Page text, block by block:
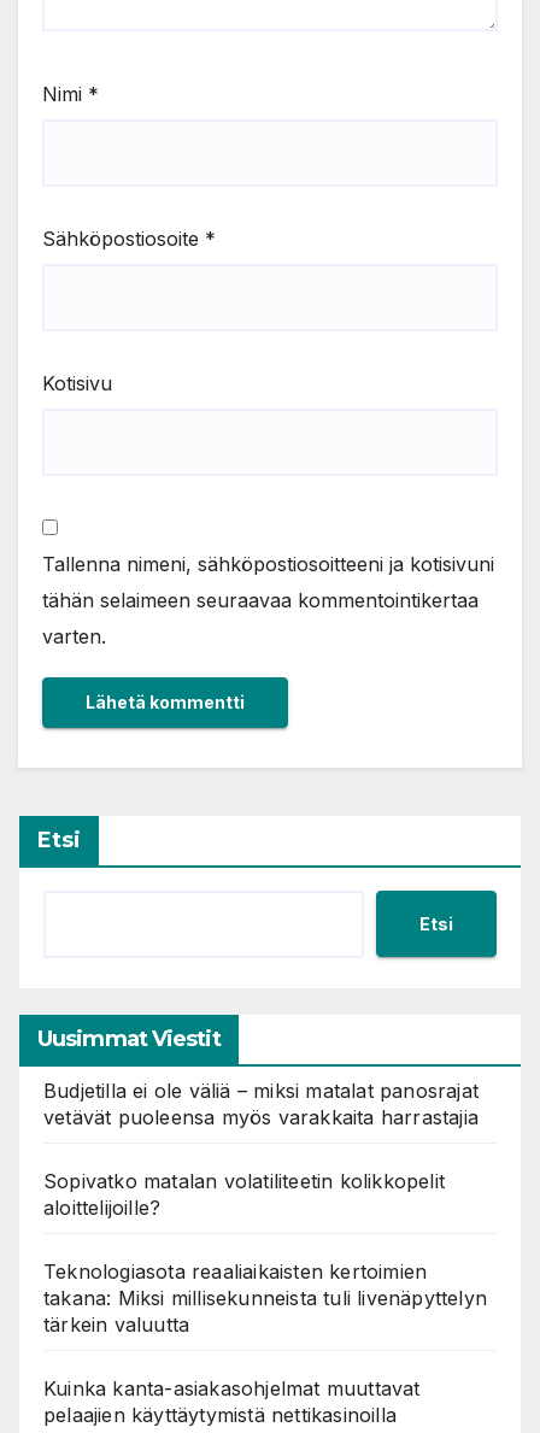
Nimi *
Sähköpostiosoite *
Kotisivu
Tallenna nimeni, sähköpostiosoitteeni ja kotisivuni
tähän selaimeen seuraavaa kommentointikertaa
varten.
Etsi
Etsi
Uusimmat Viestit
Budjetilla ei ole väliä – miksi matalat panosrajat
vetävät puoleensa myös varakkaita harrastajia
Sopivatko matalan volatiliteetin kolikkopelit
aloittelijoille?
Teknologiasota reaaliaikaisten kertoimien
takana: Miksi millisekunneista tuli livenäpyttelyn
tärkein valuutta
Kuinka kanta-asiakasohjelmat muuttavat
pelaajien käyttäytymistä nettikasinoilla